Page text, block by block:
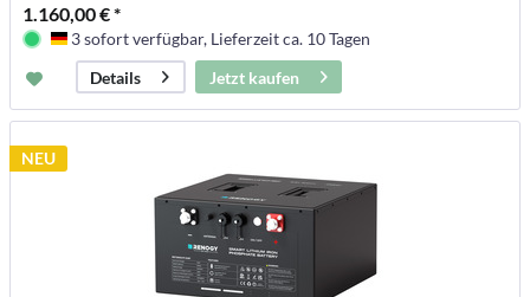
1.160,00 € *
Deutschland
3 sofort verfügbar, Lieferzeit ca. 10 Tagen
Details
Jetzt kaufen
NEU